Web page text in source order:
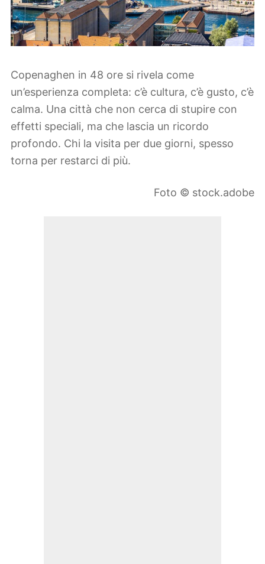
Copenaghen in 48 ore si rivela come
un’esperienza completa: c’è cultura, c’è gusto, c’è
calma. Una città che non cerca di stupire con
effetti speciali, ma che lascia un ricordo
profondo. Chi la visita per due giorni, spesso
torna per restarci di più.
Foto © stock.adobe